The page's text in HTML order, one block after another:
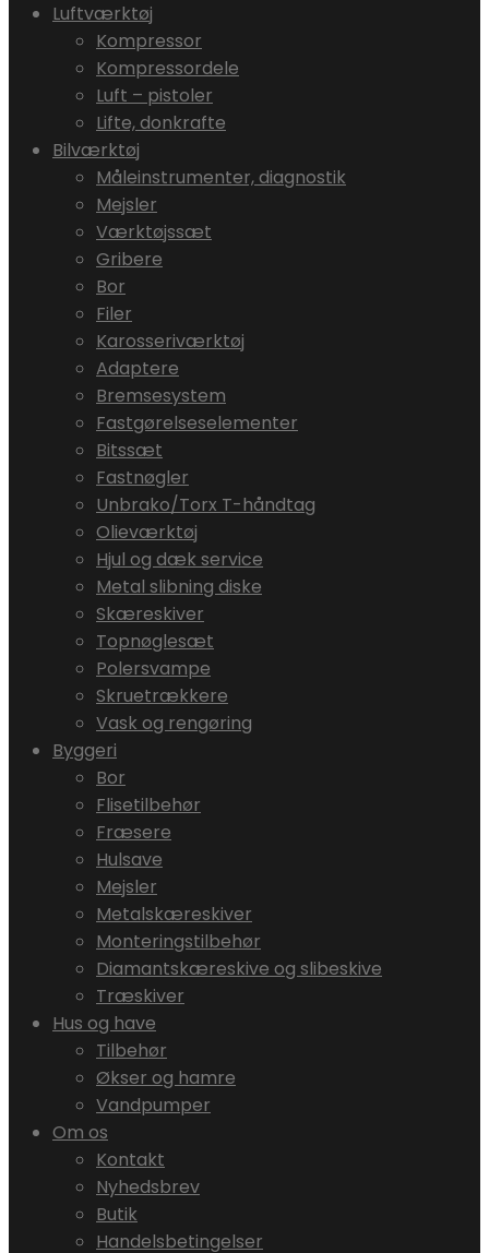
Luftværktøj
Kompressor
Kompressordele
Luft – pistoler
Lifte, donkrafte
Bilværktøj
Måleinstrumenter, diagnostik
Mejsler
Værktøjssæt
Gribere
Bor
Filer
Karosseriværktøj
Adaptere
Bremsesystem
Fastgørelseselementer
Bitssæt
Fastnøgler
Unbrako/Torx T-håndtag
Olieværktøj
Hjul og dæk service
Metal slibning diske
Skæreskiver
Topnøglesæt
Polersvampe
Skruetrækkere
Vask og rengøring
Byggeri
Bor
Flisetilbehør
Fræsere
Hulsave
Mejsler
Metalskæreskiver
Monteringstilbehør
Diamantskæreskive og slibeskive
Træskiver
Hus og have
Tilbehør
Økser og hamre
Vandpumper
Om os
Kontakt
Nyhedsbrev
Butik
Handelsbetingelser